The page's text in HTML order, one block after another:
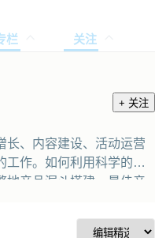
栏 关注
+ 关注
长、内容建设、活动运营
工作。如何利用科学的方
地产品漏斗搭建，最佳产